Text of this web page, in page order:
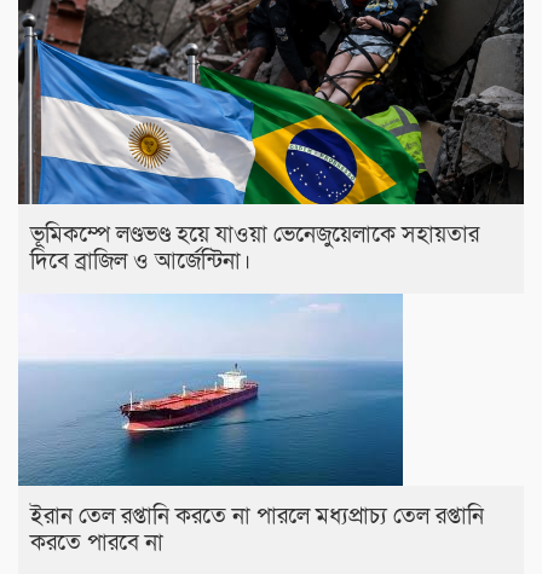
ভূমিকম্পে লণ্ডভণ্ড হয়ে যাওয়া ভেনেজুয়েলাকে সহায়তার
দিবে ব্রাজিল ও আর্জেন্টিনা।
ইরান তেল রপ্তানি করতে না পারলে মধ্যপ্রাচ্য তেল রপ্তানি
করতে পারবে না